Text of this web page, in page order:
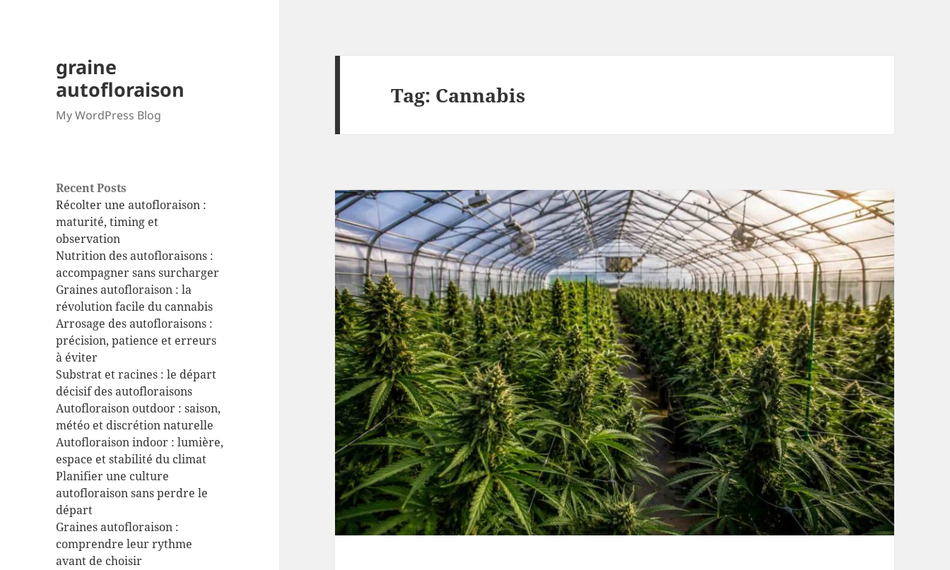
graine
autofloraison
My WordPress Blog
Recent Posts
Récolter une autofloraison :
maturité, timing et
observation
Nutrition des autofloraisons :
accompagner sans surcharger
Graines autofloraison : la
révolution facile du cannabis
Arrosage des autofloraisons :
précision, patience et erreurs
à éviter
Substrat et racines : le départ
décisif des autofloraisons
Autofloraison outdoor : saison,
météo et discrétion naturelle
Autofloraison indoor : lumière,
espace et stabilité du climat
Planifier une culture
autofloraison sans perdre le
départ
Graines autofloraison :
comprendre leur rythme
avant de choisir
Tag: Cannabis